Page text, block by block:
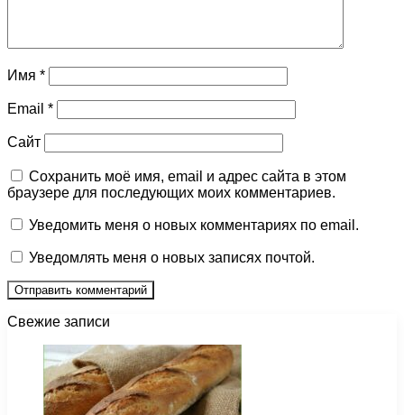
Имя *
Email *
Сайт
Сохранить моё имя, email и адрес сайта в этом
браузере для последующих моих комментариев.
Уведомить меня о новых комментариях по email.
Уведомлять меня о новых записях почтой.
Свежие записи